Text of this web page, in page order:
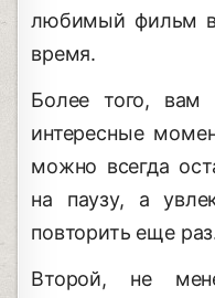
любимый фильм
время.
Более того, вам
интересные
можно всегда
на паузу, а
повторить еще
Второй, не